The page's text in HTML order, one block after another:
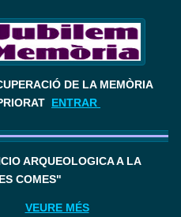
DE LA MEMÒRIA
ENTRAR
ARQUEOLÒGICA A LA
COMES"
VEURE MÉS